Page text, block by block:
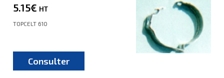
5.15€ HT
TOPCELT 610
Consulter